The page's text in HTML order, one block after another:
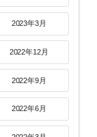
2023年3月
2022年12月
2022年9月
2022年6月